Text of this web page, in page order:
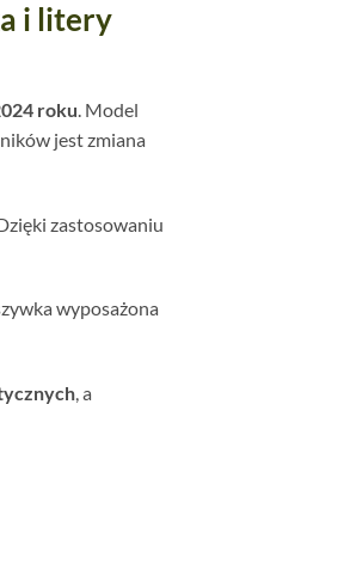
i litery
roku . Model
jest zmiana
Dzięki zastosowaniu
wyposażona
, a